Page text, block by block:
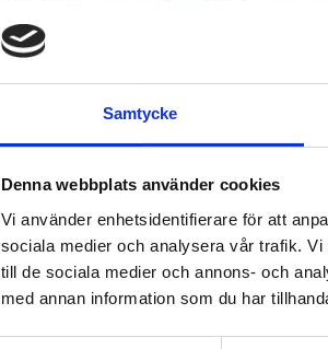
Samtycke
Denna webbplats använder cookies
Vi använder enhetsidentifierare för att
sociala medier och analysera vår trafik.
till de sociala medier och annons- och
med annan information som du har